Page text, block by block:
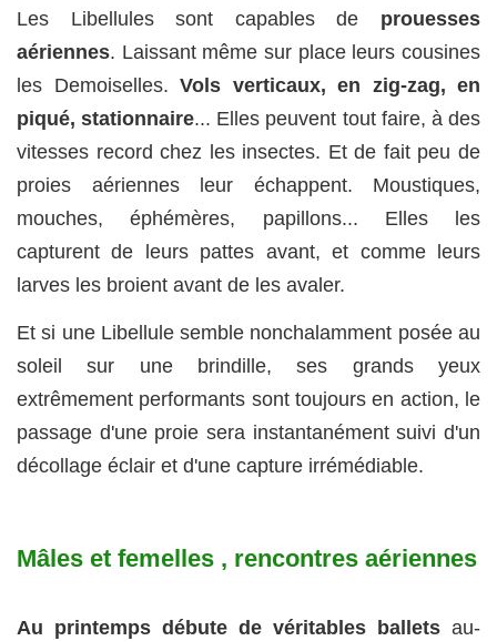
Les Libellules sont capables de prouesses
aériennes. Laissant même sur place leurs cousines
les Demoiselles. Vols verticaux, en zig-zag, en
piqué, stationnaire... Elles peuvent tout faire, à des
vitesses record chez les insectes. Et de fait peu de
proies aériennes leur échappent. Moustiques,
mouches, éphémères, papillons... Elles les
capturent de leurs pattes avant, et comme leurs
larves les broient avant de les avaler.
Et si une Libellule semble nonchalamment posée au
soleil sur une brindille, ses grands yeux
extrêmement performants sont toujours en action, le
passage d'une proie sera instantanément suivi d'un
décollage éclair et d'une capture irrémédiable.
Mâles et femelles , rencontres aériennes
Au printemps débute de véritables ballets au-